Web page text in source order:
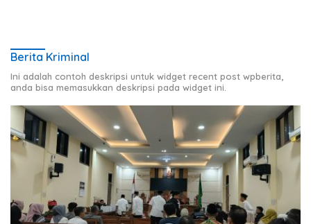
Berita Kriminal
Ini adalah contoh deskripsi untuk widget recent post wpberita,
anda bisa memasukkan deskripsi pada widget ini.